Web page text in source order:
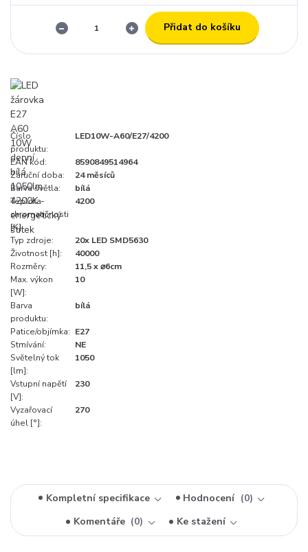
Přidat do košíku
Číslo
produktu:
LED10W-A60/E27/4200
EAN kód:
8590849514964
Záruční doba:
24 měsíců
Barva světla:
bílá
Teplota
chromatičnosti
[K]:
4200
Typ zdroje:
20x LED SMD5630
Životnost [h]:
40000
Rozměry:
11,5 x ⌀6cm
Max. výkon
[W]:
10
Barva
produktu:
bílá
Patice/objímka: E27
Stmívání:
NE
Světelný tok
[lm]:
1050
Vstupní napětí
[V]:
230
Vyzařovací
úhel [°]:
270
Kompletní specifikace Hodnocení
0
Komentáře
0 Ke stažení